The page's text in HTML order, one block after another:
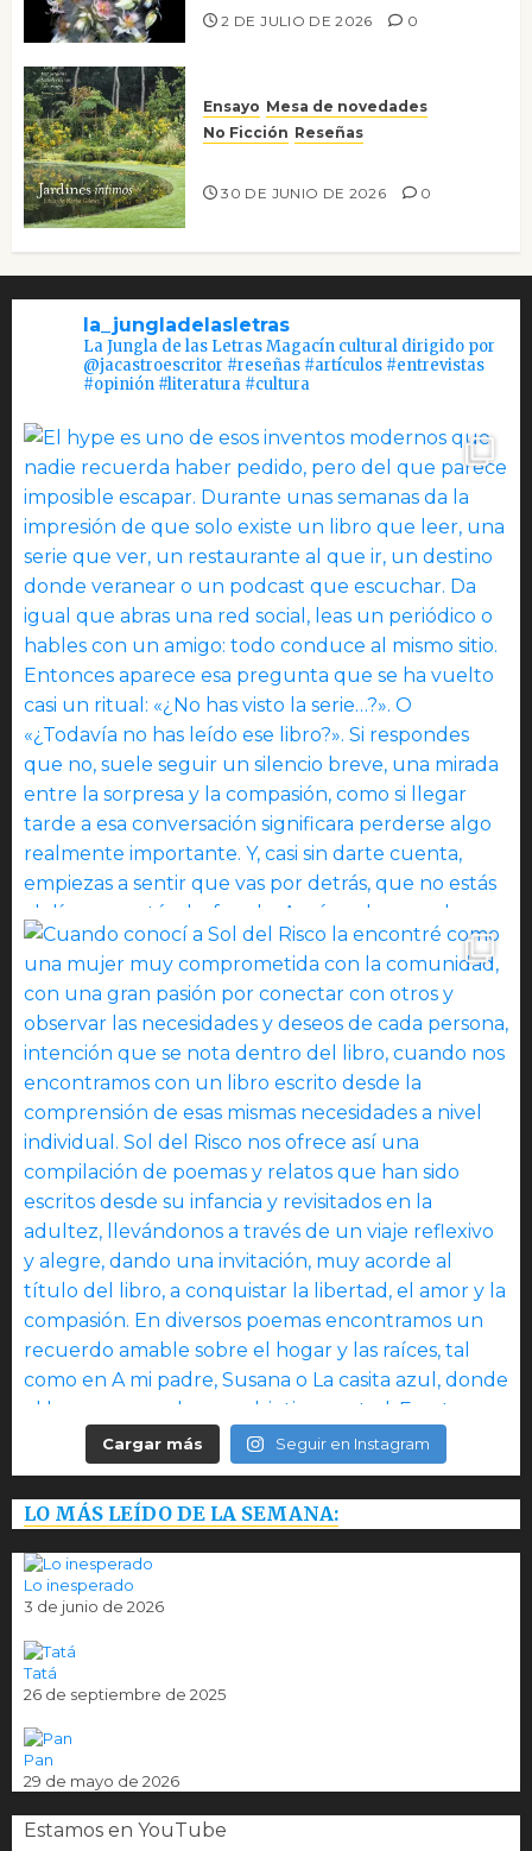
2 DE JULIO DE 2026 0
Ensayo Mesa de novedades
No Ficción Reseñas
30 DE JUNIO DE 2026 0
la_jungladelasletras
La Jungla de las Letras Magacín cultural dirigido por
@jacastroescritor #reseñas #artículos #entrevistas
#opinión #literatura #cultura
Cargar más Seguir en Instagram
LO MÁS LEÍDO DE LA SEMANA:
Lo inesperado
3 de junio de 2026
Tatá
26 de septiembre de 2025
Pan
29 de mayo de 2026
Estamos en YouTube